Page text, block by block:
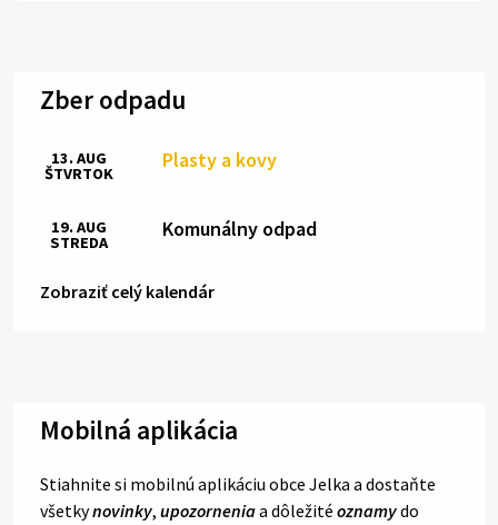
Zber odpadu
Plasty a kovy
13. AUG
ŠTVRTOK
Komunálny odpad
19. AUG
STREDA
Zobraziť celý kalendár
Mobilná aplikácia
Stiahnite si mobilnú aplikáciu obce Jelka a dostaňte
všetkynovinky, upozorneniaa dôležité oznamydo